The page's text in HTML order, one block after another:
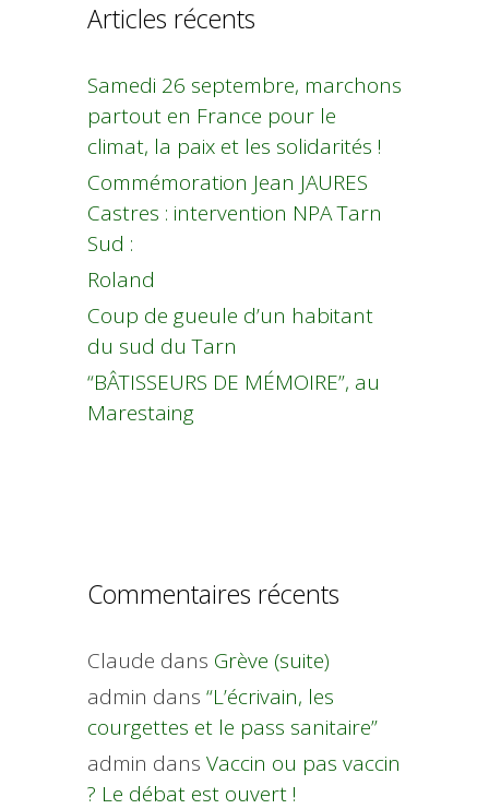
Articles récents
Samedi 26 septembre, marchons
partout en France pour le
climat, la paix et les solidarités !
Commémoration Jean JAURES
Castres : intervention NPA Tarn
Sud :
Roland
Coup de gueule d’un habitant
du sud du Tarn
“BÂTISSEURS DE MÉMOIRE”, au
Marestaing
Commentaires récents
Claude dans Grève (suite)
admin dans “L’écrivain, les
courgettes et le pass sanitaire”
admin dans Vaccin ou pas vaccin
? Le débat est ouvert !